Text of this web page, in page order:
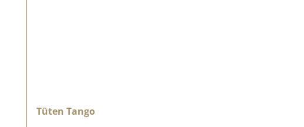
Tüten Tango